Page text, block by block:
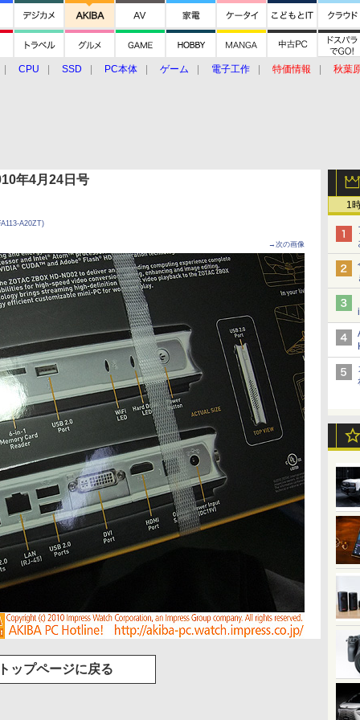
CPU SSD PC本体 ゲーム 電子工作 特価情報
秋葉
1
年4月24日号
A20ZT)
→次の画像
ップページに戻る